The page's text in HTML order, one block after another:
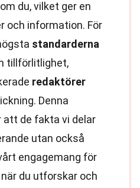
du, vilket ger en
och information. För
standarderna
tillförlitlighet,
redaktörer
Denna
de fakta vi delar
utan också
engagemang för
du utforskar och